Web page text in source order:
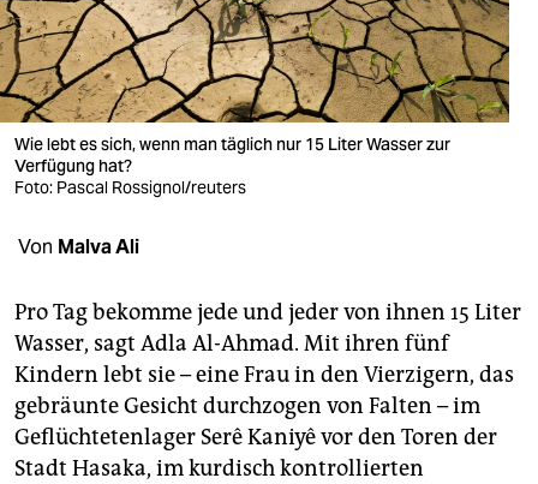
wahrheit
verlag
verlag
veranstaltungen
unterstützen
abo
genossenschaft
epaper login
Wie lebt es sich, wenn man täglich nur 15 Liter Wasser zur
Verfügung hat?
Foto: Pascal Rossignol/reuters
Von Malva Ali
Pro Tag bekomme jede und jeder von ihnen 15 Liter
Wasser, sagt Adla Al-Ahmad. Mit ihren fünf
Kindern lebt sie – eine Frau in den Vierzigern, das
gebräunte Gesicht durchzogen von Falten – im
Geflüchtetenlager Serê Kaniyê vor den Toren der
Stadt Hasaka, im kurdisch kontrollierten